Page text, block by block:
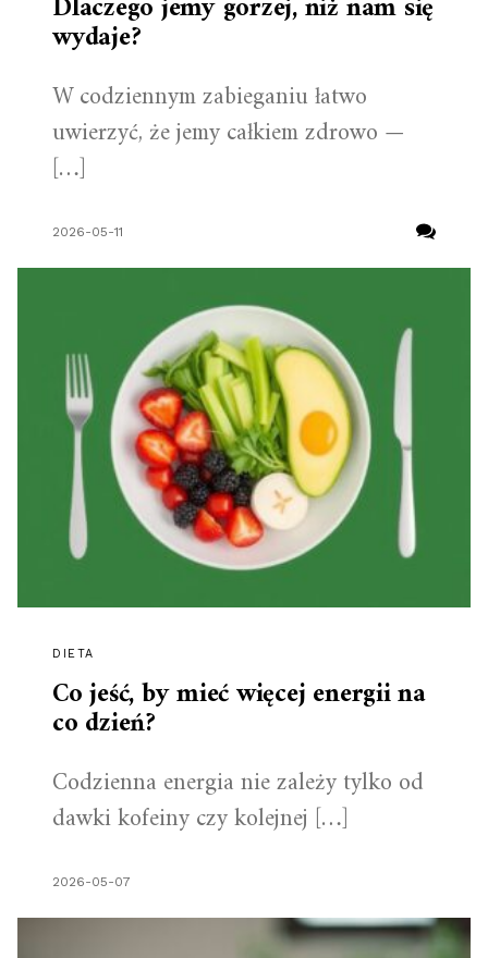
wydaje?
W codziennym zabieganiu łatwo
uwierzyć, że jemy całkiem zdrowo —
[…]
2026-05-11
DIETA
Co jeść, by mieć więcej energii na
co dzień?
Codzienna energia nie zależy tylko od
dawki kofeiny czy kolejnej […]
2026-05-07